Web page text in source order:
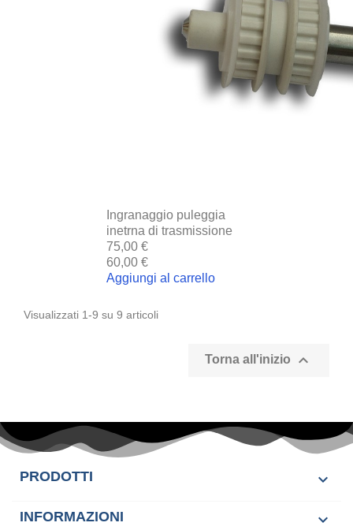
Ingranaggio puleggia
inetrna di trasmissione
75,00 €
60,00 €
Aggiungi al carrello
Visualizzati 1-9 su 9 articoli
Torna all'inizio 
PRODOTTI 
INFORMAZIONI 